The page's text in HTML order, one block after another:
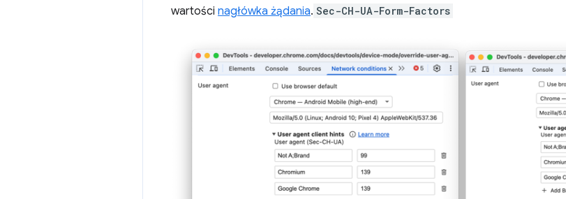
wartości nagłówka żądania. Sec-CH-UA-Form-Factors